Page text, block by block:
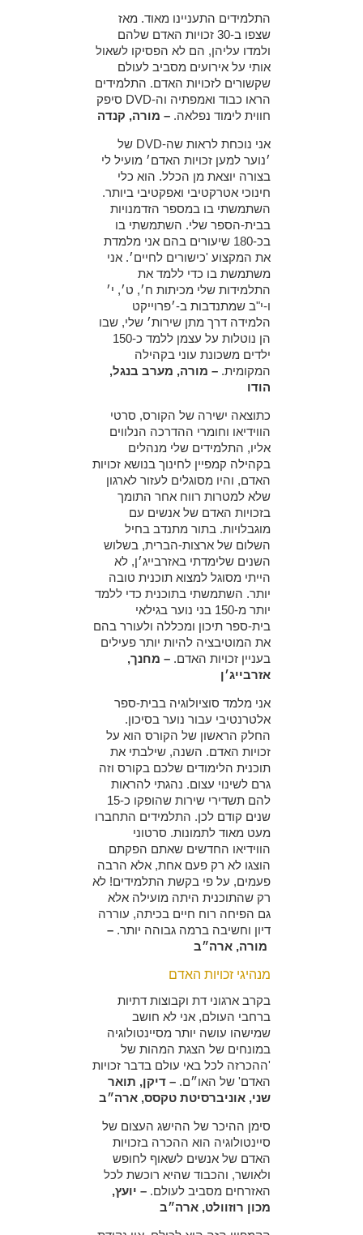
התלמידים התעניינו מאוד. מאז
שצפו ב-30 זכויות האדם שלהם
ולמדו עליהן, הם לא הפסיקו לשאול
אותי על אירועים מסביב לעולם
שקשורים לזכויות האדם. התלמידים
הראו כבוד ואמפתיה וה-DVD סיפק
חווית לימוד נפלאה. – מורה, קנדה
אני נוכחת לראות שה-DVD של
׳נוער למען זכויות האדם׳ מועיל לי
בצורה יוצאת מן הכלל. הוא כלי
חינוכי אטרקטיבי ואפקטיבי ביותר.
השתמשתי בו במספר הזדמנויות
בבית-הספר שלי. השתמשתי בו
בכ-180 שיעורים בהם אני מלמדת
את המקצוע 'כישורים לחיים׳. אני
משתמשת בו כדי ללמד את
התלמידות שלי מכיתות ח׳, ט׳, י׳
ו-י"ב שמתנדבות ב-׳פרוייקט
הלמידה דרך מתן שירות׳ שלי, שבו
הן נוטלות על עצמן ללמד כ-150
ילדים משכונת עוני בקהילה
המקומית. – מורה, מערב בנגל,
הודו
כתוצאה ישירה של הקורס, סרטי
הווידיאו וחומרי ההדרכה הנלווים
אליו, התלמידים שלי מנהלים
בקהילה קמפיין לחינוך בנושא זכויות
האדם, והיו מסוגלים לעזור לארגון
שלא למטרות רווח אחר התומך
בזכויות האדם של אנשים עם
מוגבלויות. בתור מתנדב בחיל
השלום של ארצות-הברית, בשלוש
השנים שלימדתי באזרבייג׳ן, לא
הייתי מסוגל למצוא תוכנית טובה
יותר. השתמשתי בתוכנית כדי ללמד
יותר מ-150 בני נוער בגילאי
בית-ספר תיכון ומכללה ולעורר בהם
את המוטיבציה להיות יותר פעילים
בעניין זכויות האדם. – מחנך,
אזרבייג׳ן
אני מלמד סוציולוגיה בבית-ספר
אלטרנטיבי עבור נוער בסיכון.
החלק הראשון של הקורס הוא על
זכויות האדם. השנה, שילבתי את
תוכנית הלימודים שלכם בקורס וזה
גרם לשינוי עצום. נהגתי להראות
להם תשדירי שירות שהופקו כ-15
שנים קודם לכן. התלמידים התחברו
מעט מאוד לתמונות. סרטוני
הווידיאו החדשים שאתם הפקתם
הוצגו לא רק פעם אחת, אלא הרבה
פעמים, על פי בקשת התלמידים! לא
רק שהתוכנית היתה מועילה אלא
גם הפיחה רוח חיים בכיתה, עוררה
דיון וחשיבה ברמה גבוהה יותר. –
מורה, ארה״ב
מנהיגי זכויות האדם
בקרב ארגוני דת וקבוצות דתיות
ברחבי העולם, אני לא חושב
שמישהו עושה יותר מסיינטולוגיה
במונחים של הצגת המהות של
'ההכרזה לכל באי עולם בדבר זכויות
האדם' של האו״ם. – דיקן, תואר
שני, אוניברסיטת טקסס, ארה״ב
סימן ההיכר של ההישג העצום של
סיינטולוגיה הוא ההכרה בזכויות
האדם של אנשים לשאוף לחופש
ולאושר, והכבוד שהיא רוכשת לכל
האזרחים מסביב לעולם. – יועץ,
מכון רוזוולט, ארה״ב